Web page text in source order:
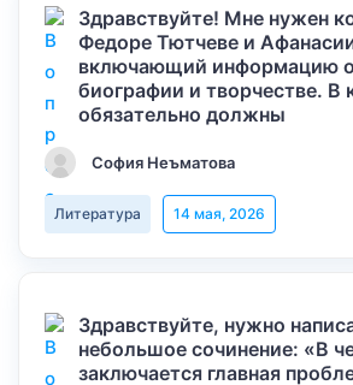
Здравствуйте! Мне нужен
Федоре Тютчеве и
включающий информацию о
биографии и творчестве. В
обязательно должны
София Неъматова
Литература 14 мая, 2026
Здравствуйте, нужно
небольшое сочинение: «В
заключается главная